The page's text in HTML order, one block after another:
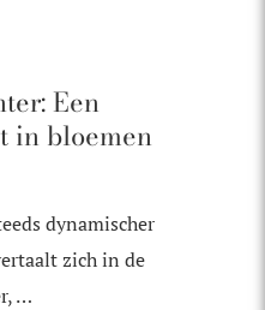
Een
in bloemen
dynamischer
zich in de
…